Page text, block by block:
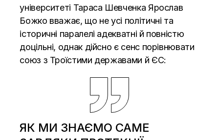
університеті Тараса Шевченка Ярослав
Божко вважає, що не усі політичні та
історичні паралелі адекватні й повністю
доцільні, однак дійсно є сенс порівнювати
союз з Троїстими державами й ЄС:
ЯК МИ ЗНАЄМО САМЕ